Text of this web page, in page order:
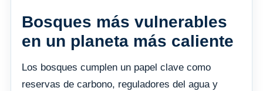
Bosques más vulnerables
en un planeta más caliente
Los bosques cumplen un papel clave como
reservas de carbono, reguladores del agua y